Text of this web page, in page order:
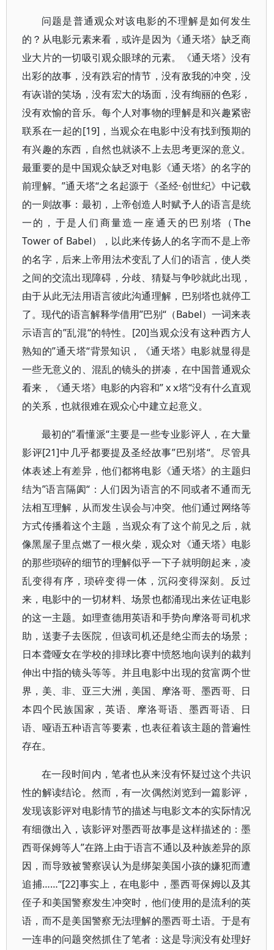
问题是普通观众对该电影的不理解是如何发生
的？从电影元素来看，或许是因为《通天塔》缺乏商
业大片的一切吸引观众眼球的元素。《通天塔》没有
出彩的故事，没有跌宕的情节，没有敌我的冲突，没
有诙谐的笑场，没有宏大的场面，没有绚丽的色彩，
没有欢愉的音乐。每个人对事物的理解是和兴趣紧密
联系在一起的[19]，当观众在电影中没有找到预期的
有兴趣的东西，自然也就谈不上去思考更深的意义。
最重要的是中国观众缺乏对电影《通天塔》的名字的
前理解。”通天塔“之名起源于《圣经·创世纪》中记载
的一则故事：最初，上帝创造人时赋予人的语言是统
一的，于是人们商量造一座通天的巴别塔（The
Tower of Babel），以此来传扬人的名字而不是上帝
的名字，后来上帝用法术变乱了人们的语言，使人类
之间的交流出现障碍，分歧、猜疑与争吵就此出现，
由于从此无法用语言彼此沟通理解，巴别塔也就停工
了。现代的语言解释学借用”巴别“（Babel）一词来表
示语言的”乱混“的特性。[20]当观众没有这种西方人
熟知的”通天塔“背景知识，《通天塔》电影就显得是
一些无意义的、混乱的镜头的拼凑，在中国普通观众
看来，《通天塔》电影的内容和” x x塔“没有什么直观
的关系，也就很难在观众心中建立起意义。
最初的”看懂派“主要是一些专业影评人，在大量
影评[21]中几乎都要提及圣经故事”巴别塔“。尽管具
体表述上有差异，他们都将电影《通天塔》的主题归
结为”语言隔阂“：人们因为语言的不同或者不通而无
法相互理解，从而发生误会与冲突。他们通过网络等
方式传播着这个主题，当观众有了这个前见之后，就
像黑屋子里点燃了一根火柴，观众对《通天塔》电影
的那些琐碎的细节的理解似乎一下子就明朗起来，凌
乱变得有序，琐碎变得一体，沉闷变得深刻。反过
来，电影中的一切材料、场景也都涌现出来佐证电影
的这一主题。如理查德用英语和手势向摩洛哥司机求
助，送妻子去医院，但该司机还是绝尘而去的场景；
日本聋哑女在学校的排球比赛中愤怒地向误判的裁判
伸出中指的镜头等等。并且电影中出现的贫富两个世
界，美、非、亚三大洲，美国、摩洛哥、墨西哥、日
本四个民族国家，英语、摩洛哥语、墨西哥语、日
语、哑语五种语言等要素，也表征着该主题的普遍性
存在。
在一段时间内，笔者也从来没有怀疑过这个共识
性的解读结论。然而，有一次偶然浏览到一篇影评，
发现该影评对电影情节的描述与电影文本的实际情况
有细微出入，该影评对墨西哥故事是这样描述的：墨
西哥保姆等人”在路上由于语言不通以及种族差异的原
因，而导致被警察误认为是绑架美国小孩的嫌犯而遭
追捕……“[22]事实上，在电影中，墨西哥保姆以及其
侄子和美国警察发生冲突时，他们使用的是流利的英
语，而不是美国警察无法理解的墨西哥土语。于是有
一连串的问题突然抓住了笔者：这是导演没有处理好